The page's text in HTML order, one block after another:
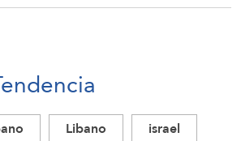
Libano
israel